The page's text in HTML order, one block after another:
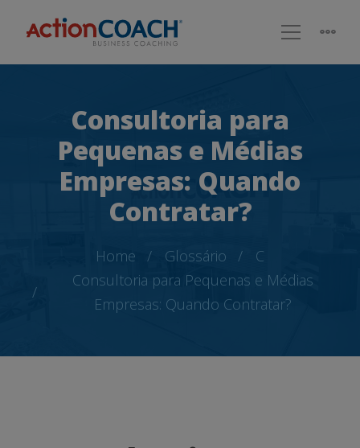
Consultoria para
Pequenas e Médias
Empresas: Quando
Contratar?
Home Glossário
C
Consultoria para Pequenas e Médias
Empresas: Quando Contratar?